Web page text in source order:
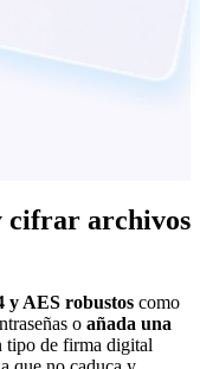
cifrar archivos
y AES robustos como
o añada una
tipo de firma digital